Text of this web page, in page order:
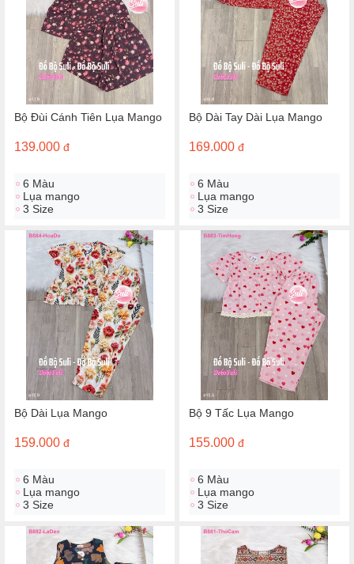
Bộ Đùi Cánh Tiên Lụa Mango
139.000 đ
6 Màu
Lụa mango
3 Size
Bộ Dài Tay Dài Lụa Mango
169.000 đ
6 Màu
Lụa mango
3 Size
Bộ Dài Lụa Mango
159.000 đ
6 Màu
Lụa mango
3 Size
Bộ 9 Tấc Lụa Mango
155.000 đ
6 Màu
Lụa mango
3 Size